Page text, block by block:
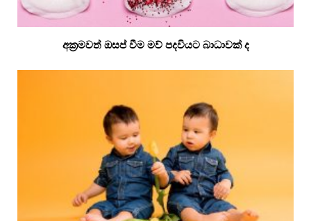
අක්‍රමවත් ඔසප් වීම මව් පදවියට බාධාවක් ද